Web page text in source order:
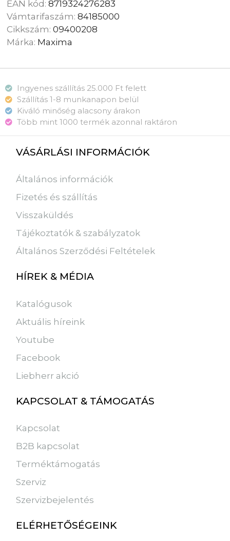
EAN kód:8719324276283
Vámtarifaszám:84185000
Cikkszám:09400208
Márka: Maxima
Ingyenes szállítás 25.000 Ft felett
Szállítás 1-8 munkanapon belül
Kiváló minőség alacsony árakon
Több mint 1000 termék azonnal raktáron
VÁSÁRLÁSI INFORMÁCIÓK
Általános információk
Fizetés és szállítás
Visszaküldés
Tájékoztatók & szabályzatok
Általános Szerződési Feltételek
HÍREK & MÉDIA
Katalógusok
Aktuális híreink
Youtube
Facebook
Liebherr akció
KAPCSOLAT & TÁMOGATÁS
Kapcsolat
B2B kapcsolat
Terméktámogatás
Szerviz
Szervizbejelentés
ELÉRHETŐSÉGEINK